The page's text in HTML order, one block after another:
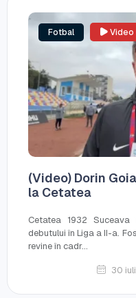
Fotbal Video
(Video) Dorin
la Cetatea
Cetatea 1932 Suceava
debutului în Liga a II-a.
revine în cadr...
30